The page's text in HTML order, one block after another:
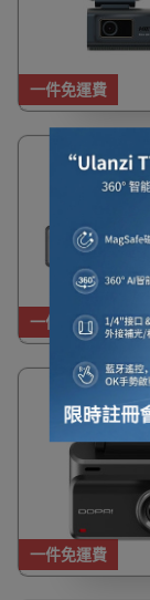
一件免運費
一件免運費
一件免運費